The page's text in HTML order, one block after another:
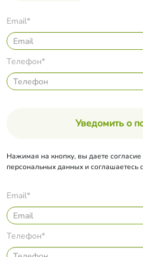
Email*
Телефон*
Уведомить о
Нажимая на кнопку, вы даете согласие
персональных данных и соглашаетесь с
Email*
Телефон*